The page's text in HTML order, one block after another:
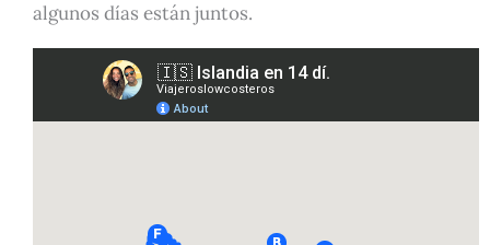
algunos días están juntos.